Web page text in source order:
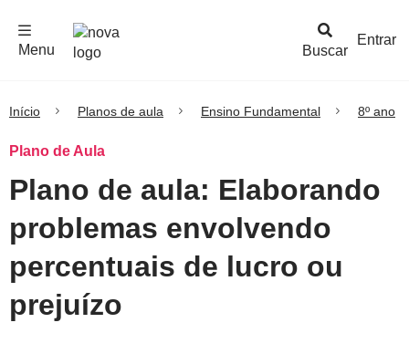
Buscar
Menu
Entrar
Início Planos de aula Ensino Fundamental 8º ano
Plano de Aula
Plano de aula: Elaborando
problemas envolvendo
percentuais de lucro ou
prejuízo